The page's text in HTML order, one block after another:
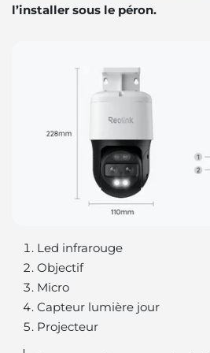
l’installer sous le péron.
Led infrarouge
Objectif
Micro
Capteur lumière jour
Projecteur